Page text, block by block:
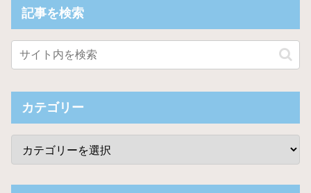
記事を検索
カテゴリー